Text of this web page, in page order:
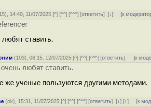
15), 14:40, 11/07/2025 [^] [^^] [^^^] [ответить][↓] [к
ставить.
(103), 08:15, 12/07/2025 [^] [^^] [^^^] [ответить] [к
любят ставить.
же ученые пользуются другими методами.
(ok), 15:31, 11/07/2025 [^] [^^] [^^^] [ответить][↓] [↑] [к